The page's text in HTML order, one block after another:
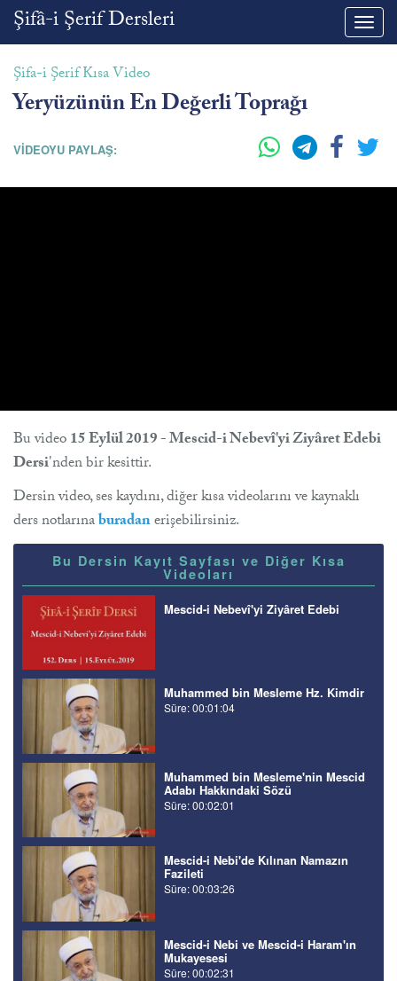
Şifâ-i Şerif Dersleri
Şifa-i Şerif Kısa Video
Yeryüzünün En Değerli Toprağı
VİDEOYU PAYLAŞ:
Bu video15 Eylül 2019 - Mescid-i Nebevî'yi Ziyâret Edebi
Dersi'nden bir kesittir.
Dersin video, ses kaydını, diğer kısa videolarını ve kaynaklı
ders notlarınaburadanerişebilirsiniz.
Bu Dersin Kayıt Sayfası ve Diğer Kısa
Videoları
Mescid-i Nebevî'yi Ziyâret Edebi
Muhammed bin Mesleme Hz. Kimdir
Süre: 00:01:04
Muhammed bin Mesleme'nin Mescid
Adabı Hakkındaki Sözü
Süre: 00:02:01
Mescid-i Nebi'de Kılınan Namazın
Fazileti
Süre: 00:03:26
Mescid-i Nebi ve Mescid-i Haram'ın
Mukayesesi
Süre: 00:02:31